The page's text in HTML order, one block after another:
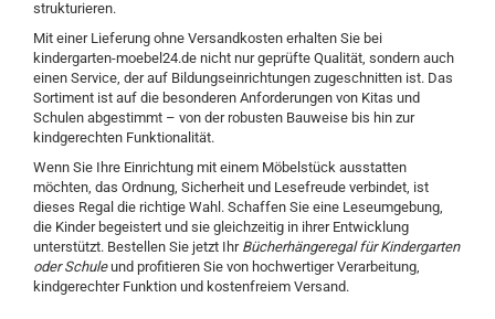
strukturieren.
Mit einer Lieferung ohne Versandkosten erhalten Sie bei
kindergarten-moebel24.de nicht nur geprüfte Qualität, sondern auch
einen Service, der auf Bildungseinrichtungen zugeschnitten ist. Das
Sortiment ist auf die besonderen Anforderungen von Kitas und
Schulen abgestimmt – von der robusten Bauweise bis hin zur
kindgerechten Funktionalität.
Wenn Sie Ihre Einrichtung mit einem Möbelstück ausstatten
möchten, das Ordnung, Sicherheit und Lesefreude verbindet, ist
dieses Regal die richtige Wahl. Schaffen Sie eine Leseumgebung,
die Kinder begeistert und sie gleichzeitig in ihrer Entwicklung
unterstützt. Bestellen Sie jetzt Ihr Bücherhängeregal für Kindergarten
oder Schuleund profitieren Sie von hochwertiger Verarbeitung,
kindgerechter Funktion und kostenfreiem Versand.